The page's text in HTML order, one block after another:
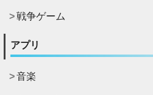
戦争ゲーム
アプリ
音楽